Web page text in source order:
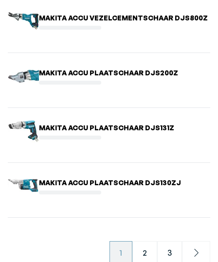
MAKITA ACCU VEZELCEMENTSCHAAR DJS800Z
MAKITA ACCU PLAATSCHAAR DJS200Z
MAKITA ACCU PLAATSCHAAR DJS131Z
MAKITA ACCU PLAATSCHAAR DJS130ZJ
1 2 3 Next